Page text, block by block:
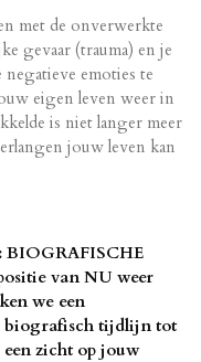
met de onverwerkte
gevaar (trauma) en je
emoties te
eigen leven weer in
is niet langer meer
jouw leven kan
BIOGRAFISCHE
van NU weer
we een
biografisch tijdlijn tot
zicht op jouw